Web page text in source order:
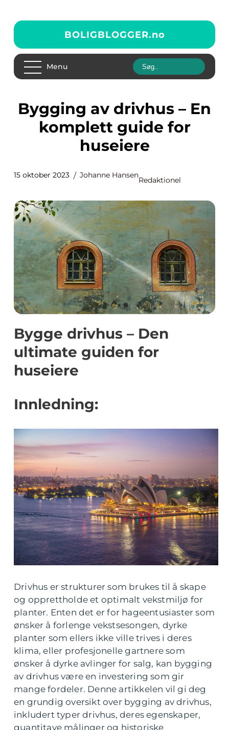
BOLIGBLOGGER.no
Menu
Bygging av drivhus – En
komplett guide for
huseiere
15 oktober 2023 Johanne Hansen
Redaktionel
Bygge drivhus – Den
ultimate guiden for
huseiere
Innledning:
Drivhus er strukturer som brukes til å skape
og opprettholde et optimalt vekstmiljø for
planter. Enten det er for hageentusiaster som
ønsker å forlenge vekstsesongen, dyrke
planter som ellers ikke ville trives i deres
klima, eller profesjonelle gartnere som
ønsker å dyrke avlinger for salg, kan bygging
av drivhus være en investering som gir
mange fordeler. Denne artikkelen vil gi deg
en grundig oversikt over bygging av drivhus,
inkludert typer drivhus, deres egenskaper,
quantitave målinger og historiske